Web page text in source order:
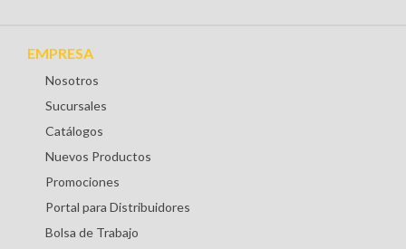
EMPRESA
Nosotros
Sucursales
Catálogos
Nuevos Productos
Promociones
Portal para Distribuidores
Bolsa de Trabajo